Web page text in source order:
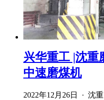
兴华重工 |沈
中速磨煤机
2022年12月26日 · 沈